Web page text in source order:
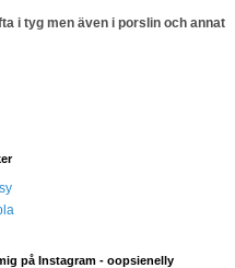
i tyg men även i porslin och annat
på Instagram - oopsienelly